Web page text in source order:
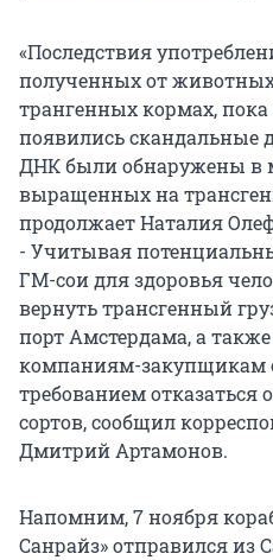
«Последствия
полученных от
трангенных кормах,
появились скандальные
ДНК были обнаружены в
выращенных на
продолжает Наталия
- Учитывая
ГМ-сои для здоровья
вернуть трансгенный
порт Амстердама, а
компаниям-закупщикам
требованием отказаться
сортов, сообщил
Дмитрий Артамонов.
Напомним, 7 ноября
Санрайз» отправился из